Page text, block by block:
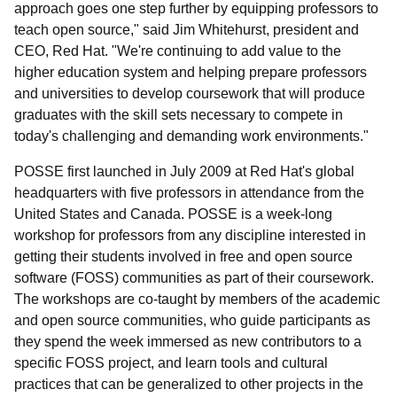
approach goes one step further by equipping professors to
teach open source," said Jim Whitehurst, president and
CEO, Red Hat. "We're continuing to add value to the
higher education system and helping prepare professors
and universities to develop coursework that will produce
graduates with the skill sets necessary to compete in
today's challenging and demanding work environments."
POSSE first launched in July 2009 at Red Hat's global
headquarters with five professors in attendance from the
United States and Canada. POSSE is a week-long
workshop for professors from any discipline interested in
getting their students involved in free and open source
software (FOSS) communities as part of their coursework.
The workshops are co-taught by members of the academic
and open source communities, who guide participants as
they spend the week immersed as new contributors to a
specific FOSS project, and learn tools and cultural
practices that can be generalized to other projects in the